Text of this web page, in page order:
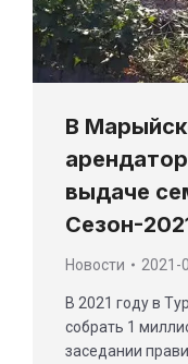
В
выдаче
Сезон-
Новости 2021-
В 2021 году в
собрать 1
заседании